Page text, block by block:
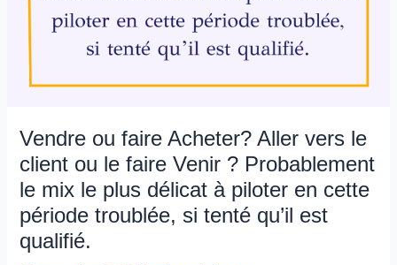
Vendre ou faire Acheter? Aller vers le
client ou le faire Venir ? Probablement
le mix le plus délicat à piloter en cette
période troublée, si tenté qu’il est
qualifié.